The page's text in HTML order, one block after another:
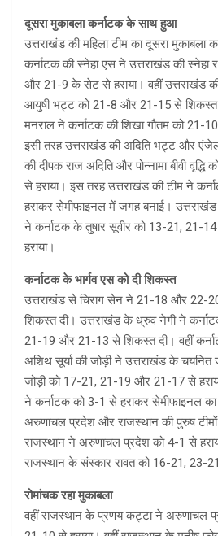
दूसरा मुकाबला कर्नाटक के साथ हुआ
उत्तराखंड की महिला टीम का दूसरा
कर्नाटक की स्नेहा एस ने उत्तराखंड की स्नेहा
और 21-9 के सेट से हराया। वहीं उत्तराखंड
आयुषी भट्ट को 21-8 और 21-15 से शिकस्त
मनराल ने कर्नाटक की शिखा गौतम को 21-
इसी तरह उत्तराखंड की अदिति भट्ट और
की दीपक राज अदिति और पोन्नामा बीवी
से हराया। इस तरह उत्तराखंड की टीम ने
हराकर सेमीफाइनल में जगह बनाई। उत्तराखंड
ने कर्नाटक के तुषार सूवीर को 13-21,
हराया।
कर्नाटक के भार्गव एस को दी शिकस्त
उत्तराखंड से चिराग सेन ने 21-18 और 22-
शिकस्त दी। उत्तराखंड के ध्रुव नेगी ने
21-19 और 21-13 से शिकस्त दी। वहीं
अशिथ सूर्या की जोड़ी ने उत्तराखंड के चयनित
जोड़ी को 17-21, 21-19 और 21-17 से
ने कर्नाटक को 3-1 से हराकर सेमीफाइनल
अरुणाचल प्रदेश और राजस्थान की पुरुष
राजस्थान ने अरुणाचल प्रदेश को 4-1 से
राजस्थान के संस्कार रावत को 16-21, 23-
रोमांचक रहा मुकाबला
वहीं राजस्थान के प्रणय कट्टा ने अरुणाचल